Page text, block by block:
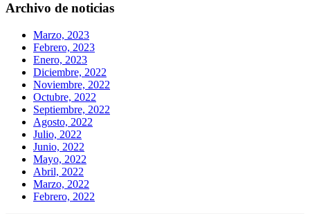
Archivo de noticias
Marzo, 2023
Febrero, 2023
Enero, 2023
Diciembre, 2022
Noviembre, 2022
Octubre, 2022
Septiembre, 2022
Agosto, 2022
Julio, 2022
Junio, 2022
Mayo, 2022
Abril, 2022
Marzo, 2022
Febrero, 2022